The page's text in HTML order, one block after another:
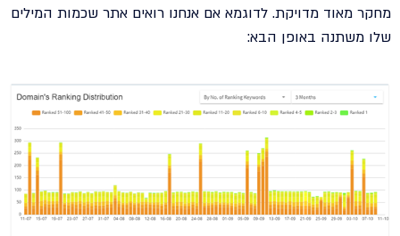
מחקר מאוד מדויקת. לדוגמא אם אנחנו רואים אתר שכמות המילים
שלו משתנה באופן הבא: